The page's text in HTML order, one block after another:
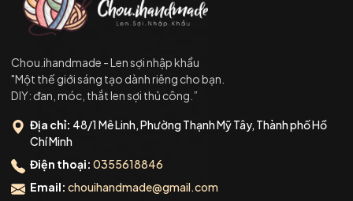
Chou.ihandmade - Len sợi nhập khẩu
"Một thế giới sáng tạo dành riêng cho bạn.
DIY: đan, móc, thắt len sợi thủ công.”
Địa chỉ: 48/1 Mê Linh, Phường Thạnh Mỹ Tây, Thành phố Hồ
Chí Minh
Điện thoại: 0355618846
Email: chouihandmade@gmail.com